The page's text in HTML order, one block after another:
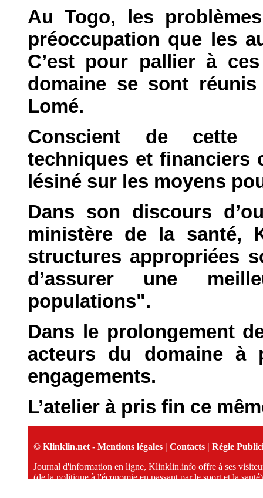
Au Togo, les
préoccupation que les
C’est pour pallier à
domaine se sont
Lomé.
Conscient de cette
techniques et financiers
lésiné sur les moyens
Dans son discours
ministère de la santé,
structures appropriées
d’assurer une
populations".
Dans le prolongement
acteurs du domaine à
engagements.
L’atelier à pris fin ce
© Klinklin.net - Mentions légales | Contacts | Régie
Journal d'information en ligne, Klinklin.info offre à ses
(de la politique à l'économie en passant par le sport et la